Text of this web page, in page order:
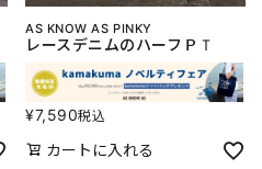
AS KNOW AS PINKY
レースデニムのハーフＰＴ
¥7,590税込
カートに入れる